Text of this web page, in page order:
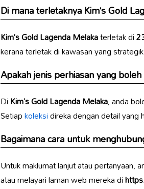
Di mana terletaknyaKim’s Gold
Kim’s Gold Lagenda Melakaterletak di
kerana terletak di kawasan yang
Apakah jenis perhiasan yang
DiKim’s Gold Lagenda Melaka, anda
Setiapkoleksidireka dengan detail yang
Bagaimana cara untuk
Untuk maklumat lanjut atau pertanyaan,
atau melayari laman web mereka di